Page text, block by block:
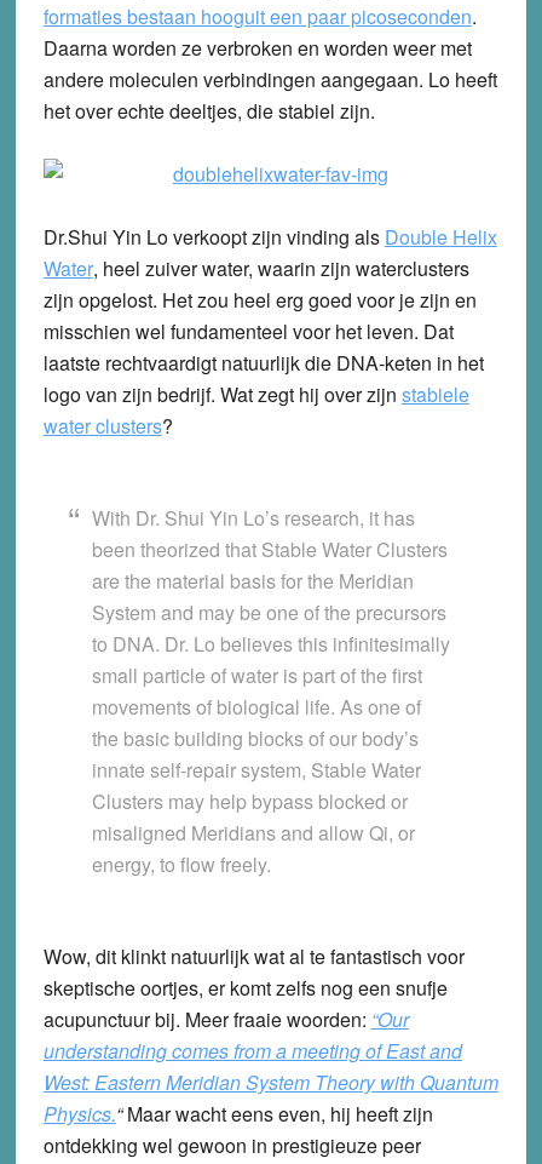
formaties bestaan hooguit een paar picoseconden.
Daarna worden ze verbroken en worden weer met
andere moleculen verbindingen aangegaan. Lo heeft
het over echte deeltjes, die stabiel zijn.
Dr.Shui Yin Lo verkoopt zijn vinding als Double Helix
Water, heel zuiver water, waarin zijn waterclusters
zijn opgelost. Het zou heel erg goed voor je zijn en
misschien wel fundamenteel voor het leven. Dat
laatste rechtvaardigt natuurlijk die DNA-keten in het
logo van zijn bedrijf. Wat zegt hij over zijn stabiele
water clusters?
With Dr. Shui Yin Lo’s research, it has
been theorized that Stable Water Clusters
are the material basis for the Meridian
System and may be one of the precursors
to DNA. Dr. Lo believes this infinitesimally
small particle of water is part of the first
movements of biological life. As one of
the basic building blocks of our body’s
innate self-repair system, Stable Water
Clusters may help bypass blocked or
misaligned Meridians and allow Qi, or
energy, to flow freely.
Wow, dit klinkt natuurlijk wat al te fantastisch voor
skeptische oortjes, er komt zelfs nog een snufje
acupunctuur bij. Meer fraaie woorden: “Our
understanding comes from a meeting of East and
West: Eastern Meridian System Theory with Quantum
Physics.“ Maar wacht eens even, hij heeft zijn
ontdekking wel gewoon in prestigieuze peer